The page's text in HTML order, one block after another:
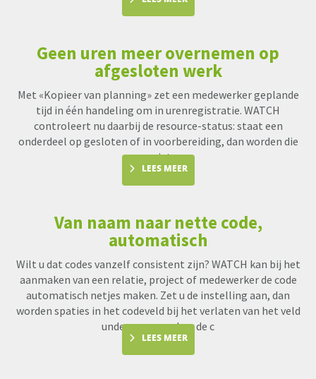
Geen uren meer overnemen op
afgesloten werk
Met «Kopieer van planning» zet een medewerker geplande
tijd in één handeling om in urenregistratie. WATCH
controleert nu daarbij de resource-status: staat een
onderdeel op gesloten of in voorbereiding, dan worden die
uren niet me
LEES MEER
Van naam naar nette code,
automatisch
Wilt u dat codes vanzelf consistent zijn? WATCH kan bij het
aanmaken van een relatie, project of medewerker de code
automatisch netjes maken. Zet u de instelling aan, dan
worden spaties in het codeveld bij het verlaten van het veld
underscores en kan de c
LEES MEER